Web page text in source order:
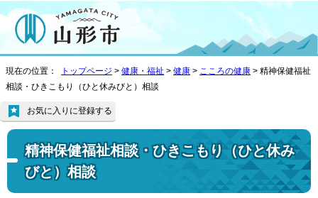
現在の位置： トップページ > 健康・福祉 > 健康 > こころの健康 > 精神保健福祉
相談・ひきこもり（ひと休みびと）相談
精神保健福祉相談・ひきこもり（ひと休み
びと）相談
お気に入りに登録する